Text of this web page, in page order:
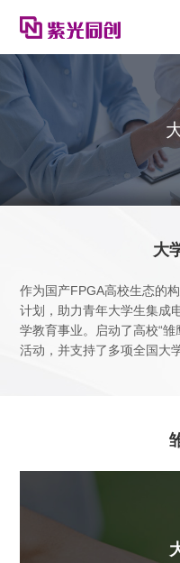
大
作为国产FPGA高校生态的
计划，助力青年大学生集成
学教育事业。启动了高校“
活动，并支持了多项全国大